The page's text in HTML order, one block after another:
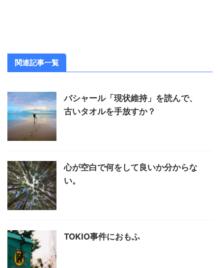
関連記事一覧
バシャール「現状維持」を読んで、
古いタオルを手放すか？
心が空白で何をして良いか分からな
い。
TOKIO事件におもふ